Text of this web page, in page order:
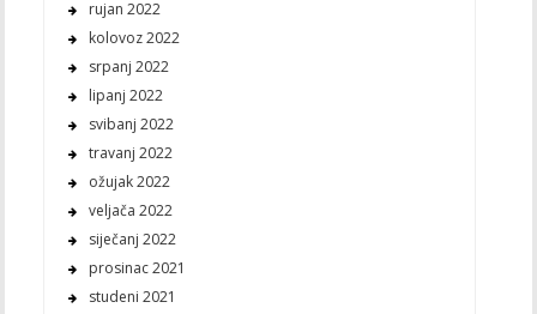
rujan 2022
kolovoz 2022
srpanj 2022
lipanj 2022
svibanj 2022
travanj 2022
ožujak 2022
veljača 2022
siječanj 2022
prosinac 2021
studeni 2021